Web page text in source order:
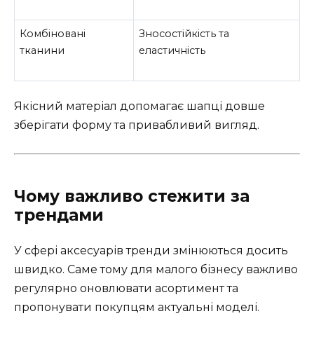
Комбіновані
тканини
Зносостійкість та
еластичність
Якісний матеріал допомагає шапці довше
зберігати форму та привабливий вигляд.
Чому важливо стежити за
трендами
У сфері аксесуарів тренди змінюються досить
швидко. Саме тому для малого бізнесу важливо
регулярно оновлювати асортимент та
пропонувати покупцям актуальні моделі.